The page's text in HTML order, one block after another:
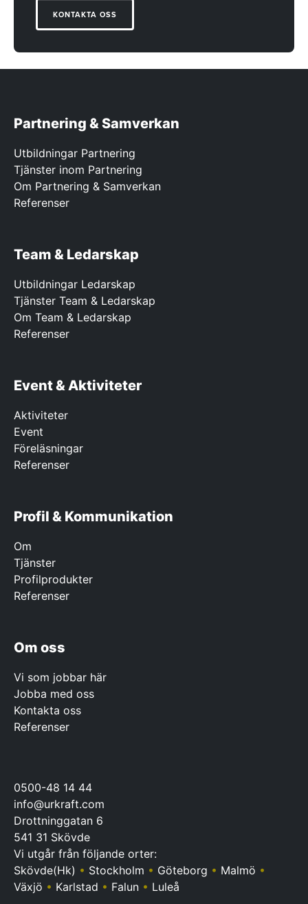
KONTAKTA OSS
Partnering & Samverkan
Utbildningar Partnering
Tjänster inom Partnering
Om Partnering & Samverkan
Referenser
Team & Ledarskap
Utbildningar Ledarskap
Tjänster Team & Ledarskap
Om Team & Ledarskap
Referenser
Event & Aktiviteter
Aktiviteter
Event
Föreläsningar
Referenser
Profil & Kommunikation
Om
Tjänster
Profilprodukter
Referenser
Om oss
Vi som jobbar här
Jobba med oss
Kontakta oss
Referenser
0500-48 14 44
info@urkraft.com
Drottninggatan 6
541 31 Skövde
Vi utgår från följande orter:
Skövde(Hk) • Stockholm • Göteborg • Malmö •
Växjö • Karlstad • Falun • Luleå